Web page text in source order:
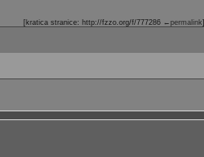
[kratica stranice: http://fzzo.org/f/777286 ←permalink]